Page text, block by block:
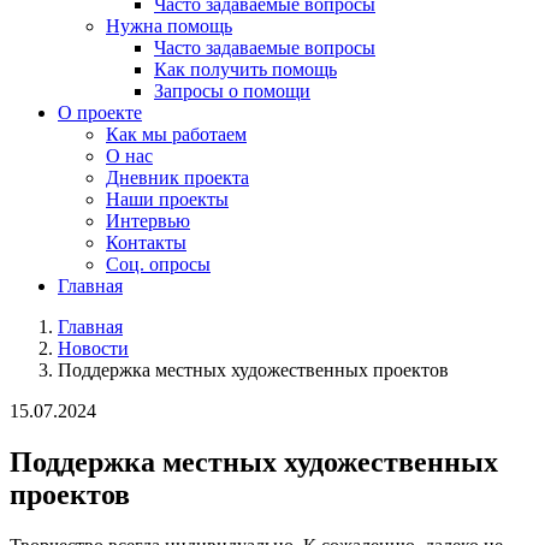
Часто задаваемые вопросы
Нужна помощь
Часто задаваемые вопросы
Как получить помощь
Запросы о помощи
О проекте
Как мы работаем
О нас
Дневник проекта
Наши проекты
Интервью
Контакты
Соц. опросы
Главная
Главная
Новости
Поддержка местных художественных проектов
15.07.2024
Поддержка местных художественных
проектов